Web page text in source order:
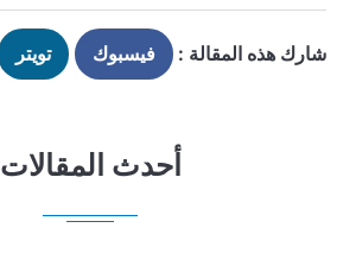
شارك هذه المقالة : فيسبوك تويتر
أحدث المقالات